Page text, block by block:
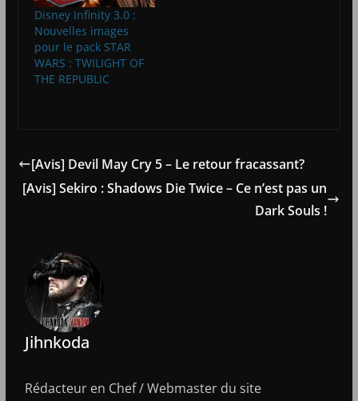
Disney Infinity 3.0 :
Nouvelles images
pour le pack STAR
WARS : TWILIGHT OF
THE REPUBLIC
[Avis] Devil May Cry 5 – Le retour fracassant?
[Avis] Sekiro : Shadows Die Twice – Ce n’est pas un
Dark Souls !
Jihnkoda
Rédacteur en Chef / Webmaster du site